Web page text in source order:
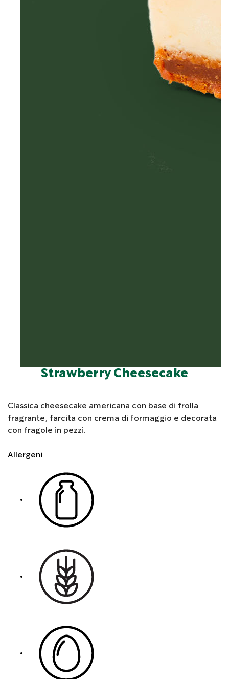
Strawberry Cheesecake
Classica cheesecake americana con base di frolla
fragrante, farcita con crema di formaggio e decorata
con fragole in pezzi.
Allergeni